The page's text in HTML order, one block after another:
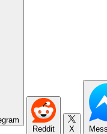
Reddit
X